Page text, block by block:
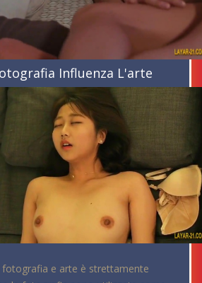
Influenza L'arte
e arte è strettamente